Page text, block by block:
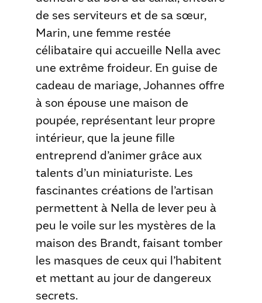
de ses serviteurs et de sa sœur,
Marin, une femme restée
célibataire qui accueille Nella avec
une extrême froideur. En guise de
cadeau de mariage, Johannes offre
à son épouse une maison de
poupée, représentant leur propre
intérieur, que la jeune fille
entreprend d’animer grâce aux
talents d’un miniaturiste. Les
fascinantes créations de l’artisan
permettent à Nella de lever peu à
peu le voile sur les mystères de la
maison des Brandt, faisant tomber
les masques de ceux qui l’habitent
et mettant au jour de dangereux
secrets.